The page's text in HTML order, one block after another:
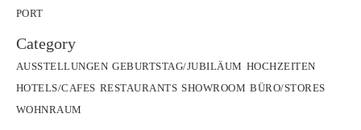
PORT
Category
AUSSTELLUNGEN GEBURTSTAG/JUBILÄUM HOCHZEITEN
HOTELS/CAFES RESTAURANTS SHOWROOM BÜRO/STORES
WOHNRAUM